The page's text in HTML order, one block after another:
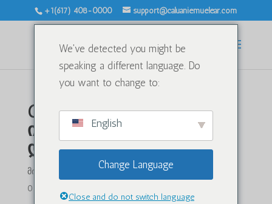
+1(617) 408-0000 support@caluaniemuelear.com
Caluanie Muelear Oxidize-
ის უსაფრთხოება და
დამუშავება
მიერ 2024 წლის 30 აპრილი|კატეგორიის გარეშე
0 კომენტარი
We've detected you might be
speaking a different language. Do
you want to change to:
English
Change Language
Close and do not switch language